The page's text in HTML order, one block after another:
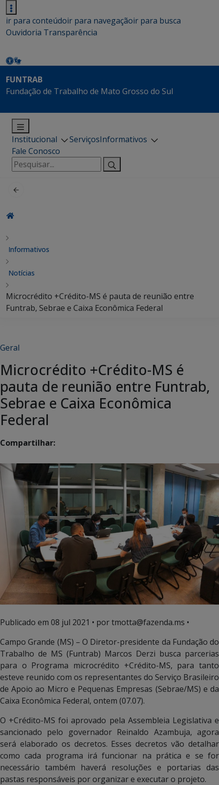
ir para conteúdoir para navegaçãoir para busca
Ouvidoria Transparência
FUNTRAB
Fundação de Trabalho de Mato Grosso do Sul
Institucional ServiçosInformativos
Fale Conosco
Pesquisar
por:
Informativos
Notícias
Microcrédito +Crédito-MS é pauta de reunião entre
Funtrab, Sebrae e Caixa Econômica Federal
Geral
Microcrédito +Crédito-MS é
pauta de reunião entre Funtrab,
Sebrae e Caixa Econômica
Federal
Compartilhar:
Publicado em 08 jul 2021 • por tmotta@fazenda.ms •
Campo Grande (MS) – O Diretor-presidente da Fundação do
Trabalho de MS (Funtrab) Marcos Derzi busca parcerias
para o Programa microcrédito +Crédito-MS, para tanto
esteve reunido com os representantes do Serviço Brasileiro
de Apoio ao Micro e Pequenas Empresas (Sebrae/MS) e da
Caixa Econômica Federal, ontem (07.07).
O +Crédito-MS foi aprovado pela Assembleia Legislativa e
sancionado pelo governador Reinaldo Azambuja, agora
será elaborado os decretos. Esses decretos vão detalhar
como cada programa irá funcionar na prática e se for
necessário também haverá resoluções e portarias das
pastas responsáveis por organizar e executar o projeto.